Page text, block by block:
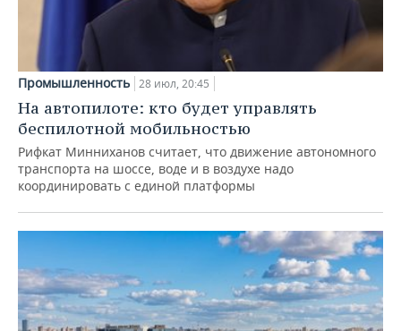
Промышленность 28 июл, 20:45
На автопилоте: кто будет управлять
беспилотной мобильностью
Рифкат Минниханов считает, что движение автономного
транспорта на шоссе, воде и в воздухе надо
координировать с единой платформы